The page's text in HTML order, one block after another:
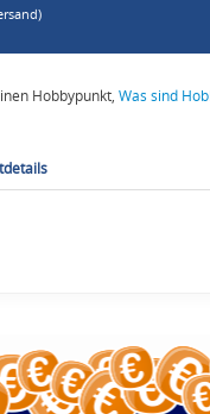
)
Hobbypunkt,Was sind